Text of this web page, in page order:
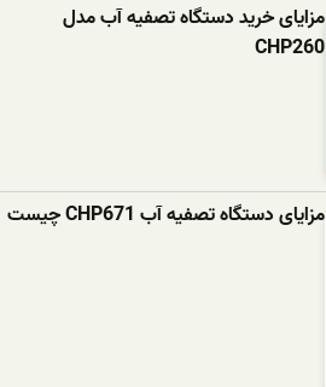
مزایای خرید دستگاه تصفیه آب مدل
CHP260
مزایای دستگاه تصفیه آب CHP671 چیست